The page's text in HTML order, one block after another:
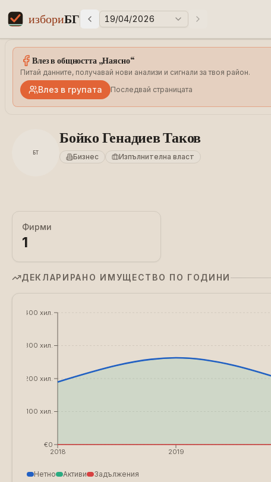
Elections in Bulgaria data statistics
избориБГ Предни избори
19/04/2026 Следващи избори
Влез в общността „Наясно“
Питай данните, получавай нови анализи и сигнали за твоя район.
Влез в групата Последвай страницата
БТ
Бойко Генадиев Таков
Бизнес Изпълнителна власт
Фирми
1
ДЕКЛАРИРАНО ИМУЩЕСТВО ПО ГОДИНИ
2018 2019
€0
€100 хил.
€200 хил.
€300 хил.
€400 хил.
Нетно Активи Задължения